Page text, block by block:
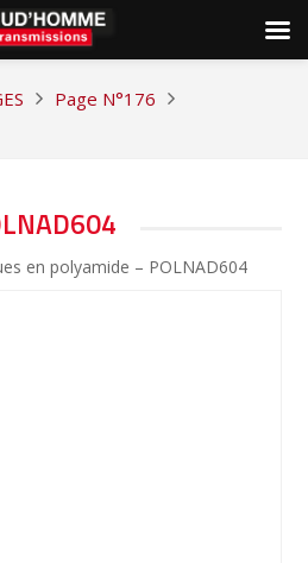
Page N°176
en polyamide – POLNAD604